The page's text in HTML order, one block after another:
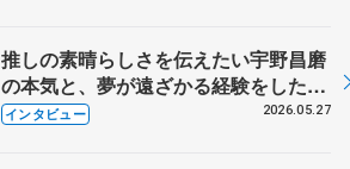
推しの素晴らしさを伝えたい宇野昌磨
の本気と、夢が遠ざかる経験をした本
田真凜の覚悟
インタビュー 2026.05.27